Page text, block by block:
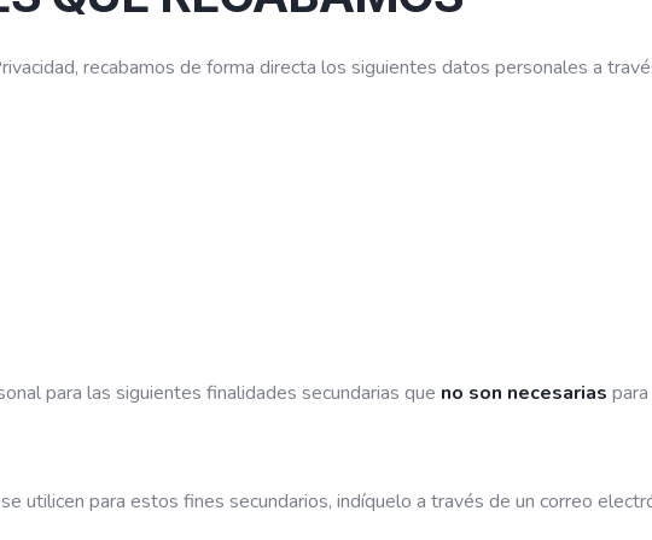
recabamos de forma directa los siguientes datos personales a
para las siguientes finalidades secundarias que no son necesarias
utilicen para estos fines secundarios, indíquelo a través de un correo